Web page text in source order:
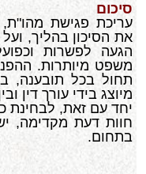
סיכום
עריכת פגישת
את הסיכון בהליך,
הגעה לפשרות
משפט מיותרות.
תחול בכל תובענה,
מיוצג בידי עורך דין
יחד עם זאת, לבחינת
חוות דעת מקדימה,
בתחום.